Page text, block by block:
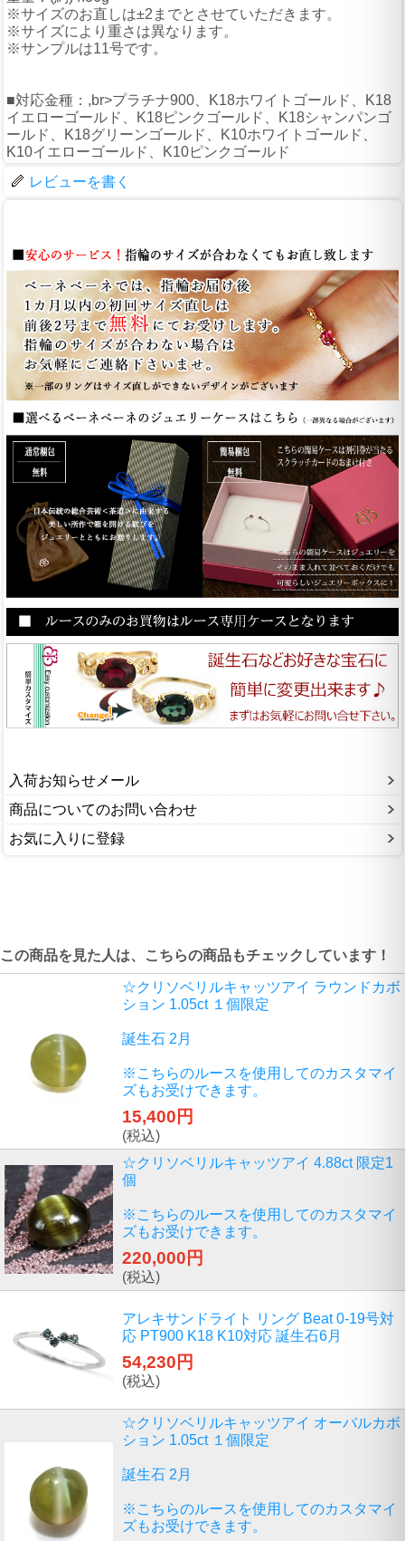
※サイズのお直しは±2までとさせていただきます。
※サイズにより重さは異なります。
※サンプルは11号です。
■対応金種：,br>プラチナ900、K18ホワイトゴールド、K18
イエローゴールド、K18ピンクゴールド、K18シャンパンゴ
ールド、K18グリーンゴールド、K10ホワイトゴールド、
K10イエローゴールド、K10ピンクゴールド
レビューを書く
入荷お知らせメール
商品についてのお問い合わせ
お気に入りに登録
この商品を見た人は、こちらの商品もチェックしています！
☆クリソベリルキャッツアイ ラウンドカボ
ション 1.05ct １個限定
誕生石 2月
※こちらのルースを使用してのカスタマイ
ズもお受けできます。
15,400円
(税込)
☆クリソベリルキャッツアイ 4.88ct 限定1
個
※こちらのルースを使用してのカスタマイ
ズもお受けできます。
220,000円
(税込)
アレキサンドライト リング Beat 0-19号対
応 PT900 K18 K10対応 誕生石6月
54,230円
(税込)
☆クリソベリルキャッツアイ オーバルカボ
ション 1.05ct １個限定
誕生石 2月
※こちらのルースを使用してのカスタマイ
ズもお受けできます。